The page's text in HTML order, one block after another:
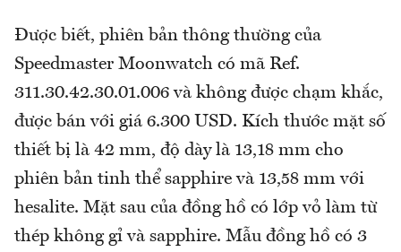
Được biết, phiên bản thông thường của
Speedmaster Moonwatch có mã Ref.
311.30.42.30.01.006 và không được chạm khắc,
được bán với giá 6.300 USD. Kích thước mặt số
thiết bị là 42 mm, độ dày là 13,18 mm cho
phiên bản tinh thể sapphire và 13,58 mm với
hesalite. Mặt sau của đồng hồ có lớp vỏ làm từ
thép không gỉ và sapphire. Mẫu đồng hồ có 3